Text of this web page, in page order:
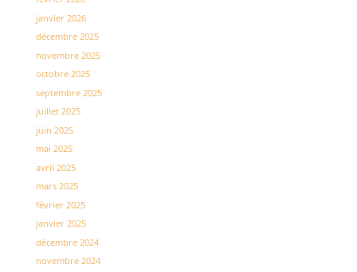
janvier 2026
décembre 2025
novembre 2025
octobre 2025
septembre 2025
juillet 2025
juin 2025
mai 2025
avril 2025
mars 2025
février 2025
janvier 2025
décembre 2024
novembre 2024